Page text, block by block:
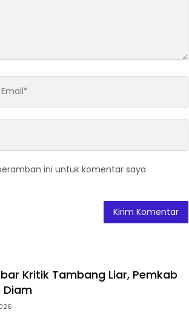
ini untuk komentar saya
Kritik Tambang Liar, Pemkab
Diam